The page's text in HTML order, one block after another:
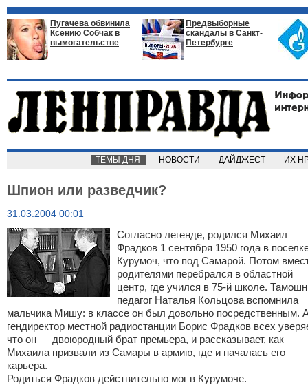
Пугачева обвинила
Ксению Собчак в
вымогательстве
Предвыборные
скандалы в Санкт-
Петербурге
ТЕМЫ ДНЯ НОВОСТИ ДАЙДЖЕСТ ИХ
Шпион или разведчик?
31.03.2004 00:01
Согласно легенде, родился Михаил
Фрадков 1 сентября 1950 года в
Курумоч, что под Самарой. Потом
родителями перебрался в областной
центр, где учился в 75-й школе.
педагог Наталья Кольцова вспомнила
мальчика Мишу: в классе он был довольно посредственным.
гендиректор местной радиостанции Борис Фрадков всех
что он — двоюродный брат премьера, и рассказывает, как
Михаила призвали из Самары в армию, где и началась его
карьера.
Родиться Фрадков действительно мог в Курумоче.